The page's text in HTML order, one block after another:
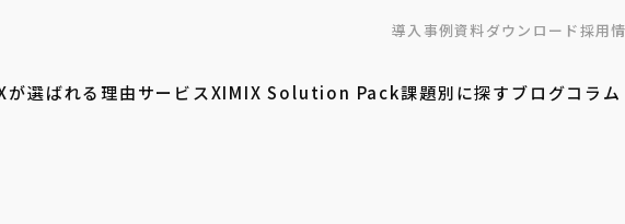
導入事例資料ダウンロード採用
が選ばれる理由サービスXIMIX Solution Pack課題別に探すブログコラム